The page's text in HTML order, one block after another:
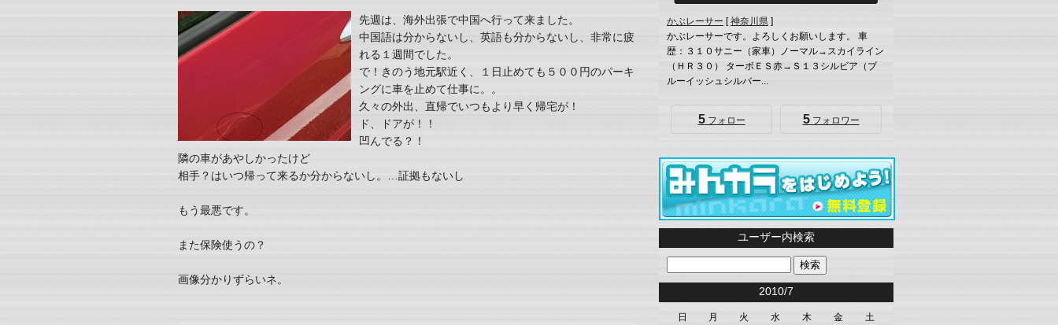
先週は、海外出張で中国へ行って来ました。
中国語は分からないし、英語も分からないし、非常に疲
れる１週間でした。
で！きのう地元駅近く、１日止めても５００円のパーキ
ングに車を止めて仕事に。。
久々の外出、直帰でいつもより早く帰宅が！
ド、ドアが！！
凹んでる？！
隣の車があやしかったけど
相手？はいつ帰って来るか分からないし。…証拠もないし
もう最悪です。
また保険使うの？
画像分かりずらいネ。
かぶレーサー [神奈川県 ]
かぶレーサーです。よろしくお願いします。 車
歴：３１０サニー（家車）ノーマル→スカイライン
（ＨＲ３０） ターボＥＳ赤→Ｓ１３シルビア（ブ
ルーイッシュシルバー...
5フォロー 5フォロワー
ユーザー内検索
2010/7
日 月 火 水 木 金
土